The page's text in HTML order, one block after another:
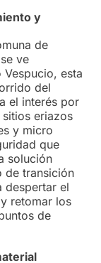
y
de
ve
esta
del
el interés por
eriazos
y micro
que
solución
de transición
despertar el
retomar los
de